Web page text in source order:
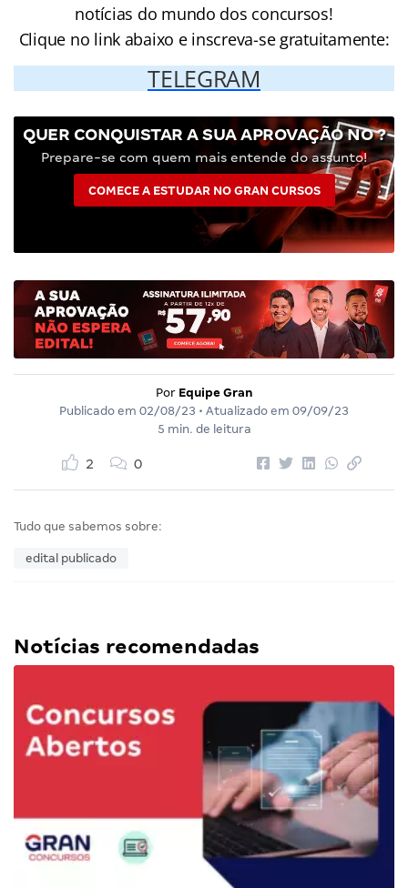
notícias do mundo dos concursos!
Clique no link abaixo e inscreva-se gratuitamente:
TELEGRAM
QUER CONQUISTAR A SUA APROVAÇÃO NO ?
Prepare-se com quem mais entende do assunto!
COMECE A ESTUDAR NO GRAN CURSOS
Por Equipe Gran
Publicado em 02/08/23 • Atualizado em 09/09/23
5 min. de leitura
2 0
Tudo que sabemos sobre:
edital publicado
Notícias recomendadas